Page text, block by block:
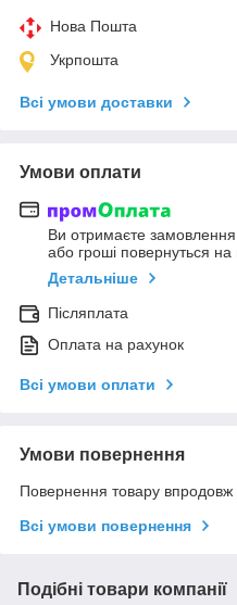
Нова Пошта
Укрпошта
Всі умови доставки
Умови оплати
Ви отримаєте замовлення
або гроші повернуться на
Детальніше
Післяплата
Оплата на рахунок
Всі умови оплати
Умови повернення
Повернення товару впродовж
Всі умови повернення
Подібні товари компанії